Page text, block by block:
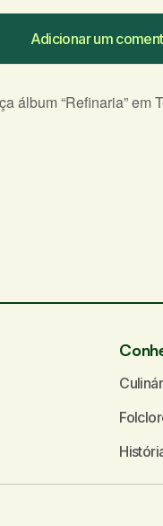
Adicionar um
Adicionar um
álbum “Refinaria”